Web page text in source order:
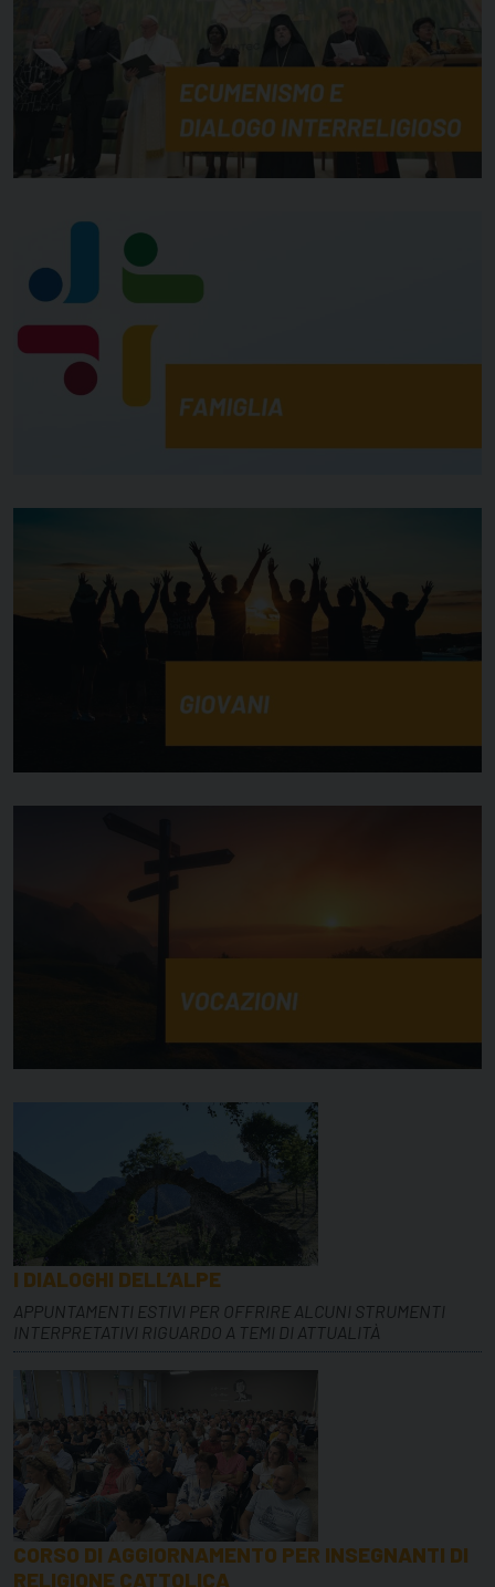
I DIALOGHI DELL’ALPE
APPUNTAMENTI ESTIVI PER OFFRIRE ALCUNI STRUMENTI
INTERPRETATIVI RIGUARDO A TEMI DI ATTUALITÀ
CORSO DI AGGIORNAMENTO PER INSEGNANTI DI
RELIGIONE CATTOLICA